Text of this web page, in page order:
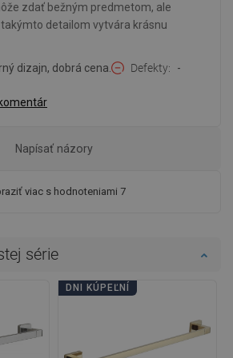
zdať bežným predmetom, ale
detailom vytvára krásnu
dizajn, dobrá cena. Defekty -
viac s hodnoteniami 7
Napísať názory
série
DNI KÚPEĽNÍ